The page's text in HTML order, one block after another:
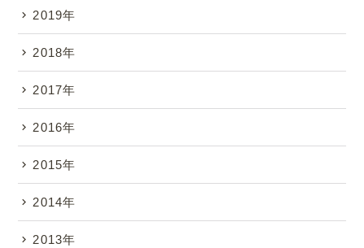
2019年
2018年
2017年
2016年
2015年
2014年
2013年